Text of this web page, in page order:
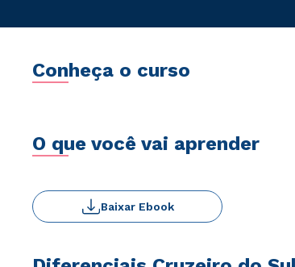
Conheça o curso
O que você vai aprender
Baixar Ebook